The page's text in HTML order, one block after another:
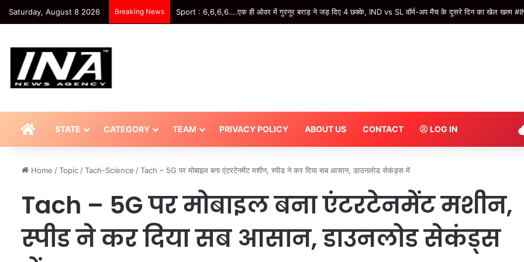
Saturday, August 8 2026 Breaking News UP News: ढोल नगाड़ा और फूल-माला… पप्पू यादव पर जूता फेंकने वालों का किया गया स्वागत, खुली जीप में निकला रोड शो –
HOMESTATE CATEGORY TEAM PRIVACY POLICY ABOUT US CONTACT LOG IN
Home /Topic /Tach-Science /Tach – 5G पर मोबाइल बना एंटरटेनमेंट मशीन, स्पीड ने कर दिया सब आसान, डाउनलोड सेकंड्स में
Tach – 5G पर मोबाइल बना एंटरटेनमेंट मशीन,
स्पीड ने कर दिया सब आसान, डाउनलोड सेकंड्स